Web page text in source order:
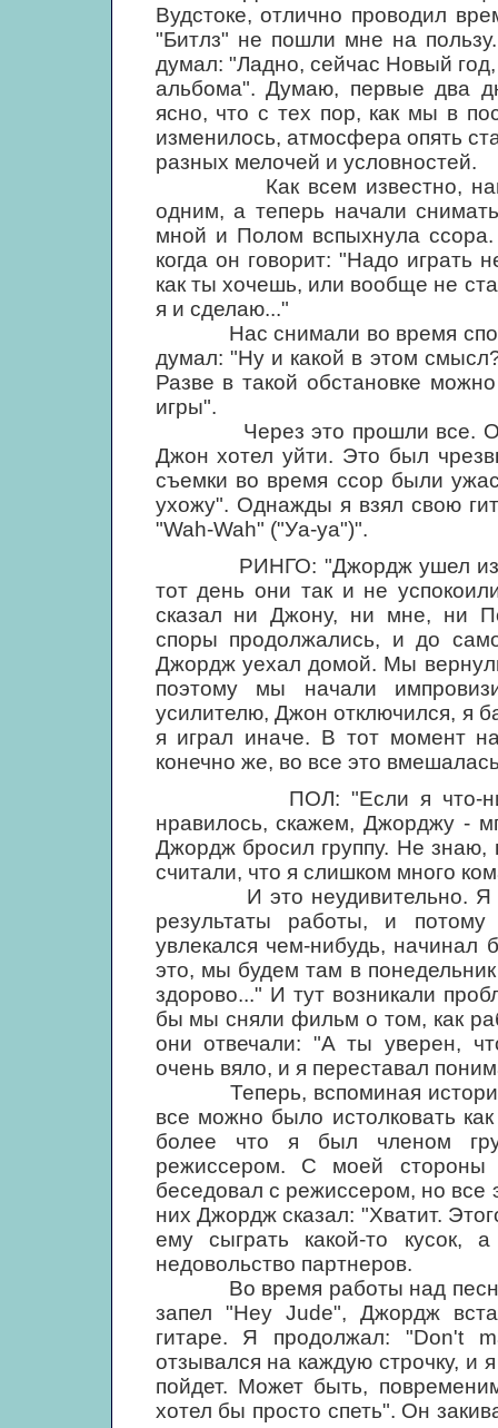
Вудстоке, отлично проводил
"Битлз" не пошли мне на
думал: "Ладно, сейчас Новый
альбома". Думаю, первые два
ясно, что с тех пор, как мы в
изменилось, атмосфера опять
разных мелочей и условностей.
Как всем известно, нам
одним, а теперь начали
мной и Полом вспыхнула
когда он говорит: "Надо играть
как ты хочешь, или вообще не
я и сделаю..."
Нас снимали во время
думал: "Ну и какой в этом
Разве в такой обстановке
игры".
Через это прошли все.
Джон хотел уйти. Это был
съемки во время ссор были
ухожу". Однажды я взял свою
"Wah-Wah" ("Уа-уа")".
РИНГО: "Джордж ушел из-за
тот день они так и не
сказал ни Джону, ни мне, ни
споры продолжались, и до
Джордж уехал домой. Мы
поэтому мы начали
усилителю, Джон отключился, я
я играл иначе. В тот момент
конечно же, во все это
ПОЛ: "Если я что-нибудь
нравилось, скажем, Джорджу -
Джордж бросил группу. Не знаю,
считали, что я слишком много
И это неудивительно. Я
результаты работы, и потому
увлекался чем-нибудь,
это, мы будем там в
здорово..." И тут возникали
бы мы сняли фильм о том, как
они отвечали: "А ты уверен,
очень вяло, и я переставал
Теперь, вспоминая историю
все можно было истолковать
более что я был членом
режиссером. С моей стороны
беседовал с режиссером, но все
них Джордж сказал: "Хватит.
ему сыграть какой-то кусок,
недовольство партнеров.
Во время работы над песней
запел "Hey Jude", Джордж
гитаре. Я продолжал: "Don't
отзывался на каждую строчку, и
пойдет. Может быть,
хотел бы просто спеть". Он